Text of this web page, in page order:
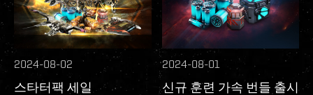
2024-08-02
스타터팩 세일
2024-08-01
신규 훈련 가속 번들 출시